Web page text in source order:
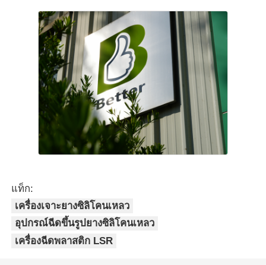
แท็ก:
เครื่องเจาะยางซิลิโคนเหลว
อุปกรณ์ฉีดขึ้นรูปยางซิลิโคนเหลว
เครื่องฉีดพลาสติก LSR